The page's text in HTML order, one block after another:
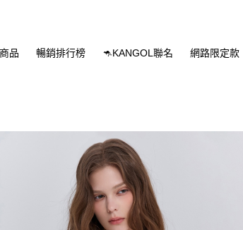
品 暢銷排行榜 🦘KANGOL聯名 網路限定款